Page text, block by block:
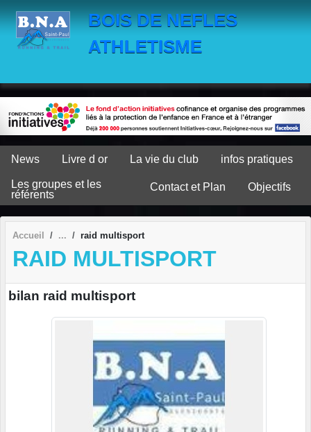
BOIS DE NEFLES
ATHLETISME
News Livre d or La vie du club infos pratiques
Les groupes et les
référents
Contact et Plan Objectifs
Accueil raid multisport
RAID MULTISPORT
bilan raid multisport